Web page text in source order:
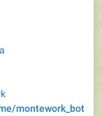
montework_bot